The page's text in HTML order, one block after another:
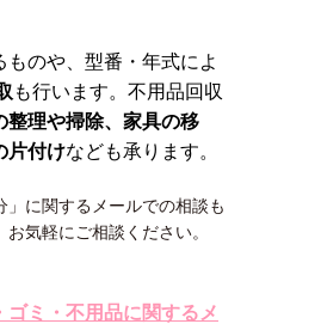
ものや、型番・年式によ
も行います。不用品回収
整理や掃除、家具の移
片付けなども承ります。
」に関するメールでの相談も
気軽にご相談ください。
ゴミ・不用品に関するメ